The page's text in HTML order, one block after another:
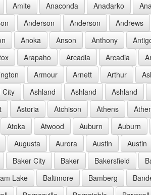
Amite Anaconda Anadarko
Anderson Anderson Andrews
Anoka Anson Anthony
Arapaho Arcadia Arcadia
Armour Arnett Arthur
City Ashland Ashland Ashland
Astoria Atchison Athens
Atoka Atwood Auburn Auburn
Augusta Aurora Austin Austin
Baker City Baker Bakersfield
Lake Baltimore Bamberg